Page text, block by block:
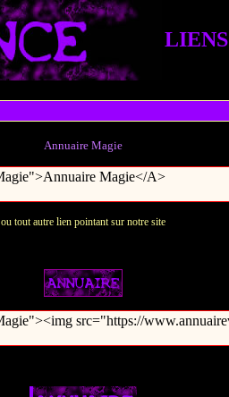
LIENS
Annuaire Magie
ou tout autre lien pointant sur notre site